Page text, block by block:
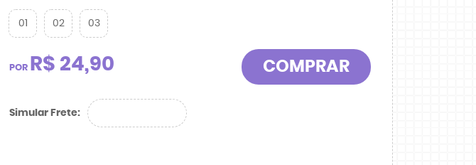
01 02 03
POR R$ 24,90 COMPRAR
Simular Frete: